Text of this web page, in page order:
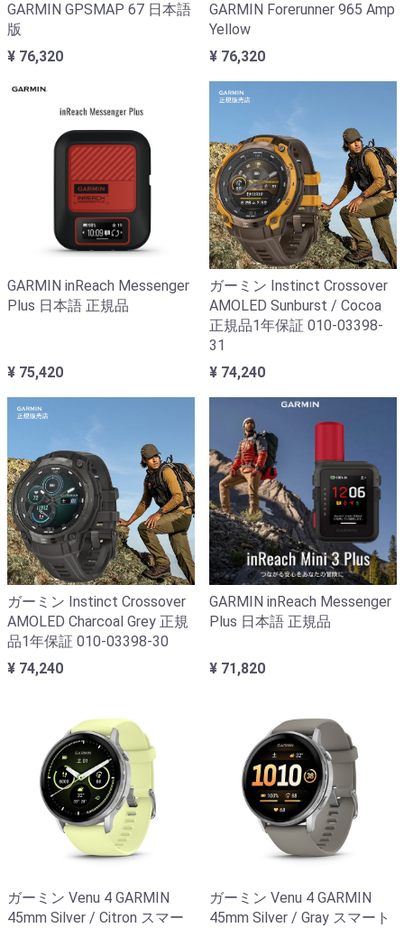
GARMIN GPSMAP 67 日本語
版
¥ 76,320
GARMIN Forerunner 965 Amp
Yellow
¥ 76,320
GARMIN inReach Messenger
Plus 日本語 正規品
¥ 75,420
ガーミン Instinct Crossover
AMOLED Sunburst / Cocoa
正規品1年保証 010-03398-
31
¥ 74,240
ガーミン Instinct Crossover
AMOLED Charcoal Grey 正規
品1年保証 010-03398-30
¥ 74,240
GARMIN inReach Messenger
Plus 日本語 正規品
¥ 71,820
ガーミン Venu 4 GARMIN
45mm Silver / Citron スマー
ガーミン Venu 4 GARMIN
45mm Silver / Gray スマート